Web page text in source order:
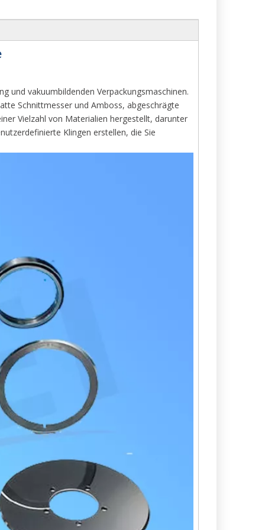
und vakuumbildenden Verpackungsmaschinen.
Schnittmesser und Amboss, abgeschrägte
Vielzahl von Materialien hergestellt, darunter
Klingen erstellen, die Sie